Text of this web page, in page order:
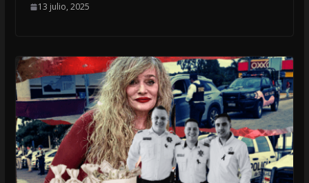
13 julio, 2025